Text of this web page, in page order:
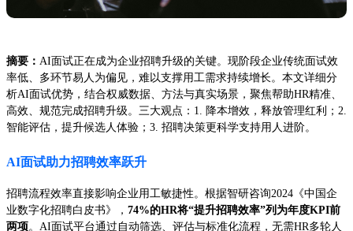
摘要： AI面试正在成为企业招聘升级的关键。现阶段企业传统面试效
率低、多环节易人为偏见，难以支撑用工需求持续增长。本文详细分
析AI面试优势，结合权威数据、方法与真实场景，聚焦帮助HR精准、
高效、规范完成招聘升级。三大观点：1. 降本增效，释放管理红利；2.
智能评估，提升候选人体验；3. 招聘决策更科学支持用人进阶。
AI面试助力招聘效率跃升
招聘流程效率直接影响企业用工敏捷性。根据智研咨询2024《中国企
业数字化招聘白皮书》， 74%的HR将“提升招聘效率”列为年度KPI前
两项。AI面试平台通过自动筛选、评估与标准化流程，无需HR多轮人